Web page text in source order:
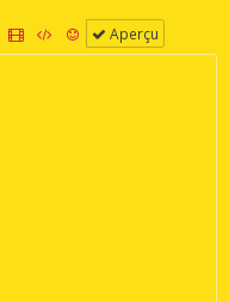
Aperçu